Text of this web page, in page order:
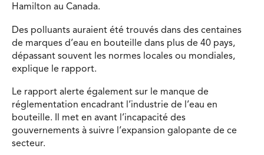
Hamilton au Canada.
Des polluants auraient été trouvés dans des centaines
de marques d’eau en bouteille dans plus de 40 pays,
dépassant souvent les normes locales ou mondiales,
explique le rapport.
Le rapport alerte également sur le manque de
réglementation encadrant l’industrie de l’eau en
bouteille. Il met en avant l’incapacité des
gouvernements à suivre l’expansion galopante de ce
secteur.